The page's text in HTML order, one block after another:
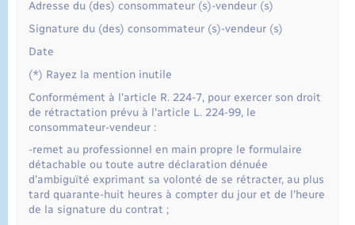
Adresse du (des) consommateur (s)-vendeur (s)
Signature du (des) consommateur (s)-vendeur (s)
Date
(*) Rayez la mention inutile
Conformément à l'article R. 224-7, pour exercer son droit
de rétractation prévu à l'article L. 224-99, le
consommateur-vendeur :
-remet au professionnel en main propre le formulaire
détachable ou toute autre déclaration dénuée
d'ambiguïté exprimant sa volonté de se rétracter, au plus
tard quarante-huit heures à compter du jour et de l'heure
de la signature du contrat ;